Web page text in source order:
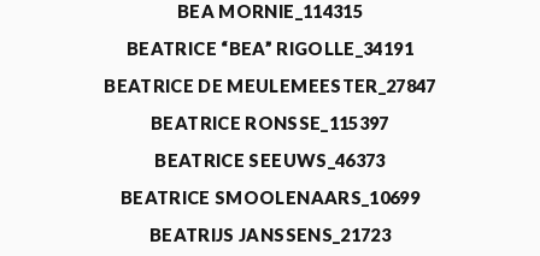
BEA MORNIE_114315
BEATRICE “BEA” RIGOLLE_34191
BEATRICE DE MEULEMEESTER_27847
BEATRICE RONSSE_115397
BEATRICE SEEUWS_46373
BEATRICE SMOOLENAARS_10699
BEATRIJS JANSSENS_21723